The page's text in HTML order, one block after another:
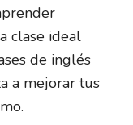
clase ideal
de inglés
a mejorar tus